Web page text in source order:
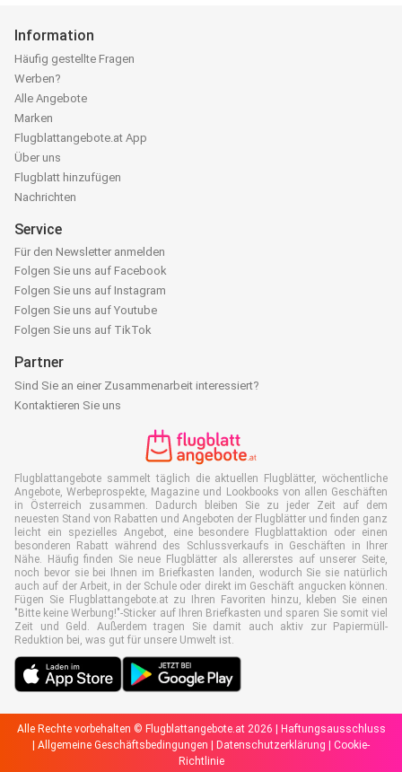
Information
Häufig gestellte Fragen
Werben?
Alle Angebote
Marken
Flugblattangebote.at App
Über uns
Flugblatt hinzufügen
Nachrichten
Service
Für den Newsletter anmelden
Folgen Sie uns auf Facebook
Folgen Sie uns auf Instagram
Folgen Sie uns auf Youtube
Folgen Sie uns auf TikTok
Partner
Sind Sie an einer Zusammenarbeit interessiert?
Kontaktieren Sie uns
Flugblattangebote sammelt täglich die aktuellen Flugblätter, wöchentliche
Angebote, Werbeprospekte, Magazine und Lookbooks von allen Geschäften
in Österreich zusammen. Dadurch bleiben Sie zu jeder Zeit auf dem
neuesten Stand von Rabatten und Angeboten der Flugblätter und finden ganz
leicht ein spezielles Angebot, eine besondere Flugblattaktion oder einen
besonderen Rabatt während des Schlussverkaufs in Geschäften in Ihrer
Nähe. Häufig finden Sie neue Flugblätter als allererstes auf unserer Seite,
noch bevor sie bei Ihnen im Briefkasten landen, wodurch Sie sie natürlich
auch auf der Arbeit, in der Schule oder direkt im Geschäft angucken können.
Fügen Sie Flugblattangebote.at zu Ihren Favoriten hinzu, kleben Sie einen
"Bitte keine Werbung!"-Sticker auf Ihren Briefkasten und sparen Sie somit viel
Zeit und Geld. Außerdem tragen Sie damit auch aktiv zur Papiermüll-
Reduktion bei, was gut für unsere Umwelt ist.
Alle Rechte vorbehalten © Flugblattangebote.at 2026 |
Haftungsausschluss
Allgemeine Geschäftsbedingungen Datenschutzerklärung
Cookie-
Richtlinie